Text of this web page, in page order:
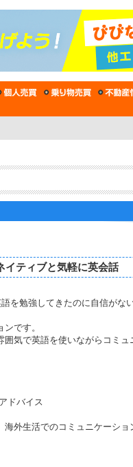
イティブと気軽に英会話
を勉強してきたのに自信が
です。
気で英語を使いながらコミ
ドバイス
海外生活でのコミュニケーシ